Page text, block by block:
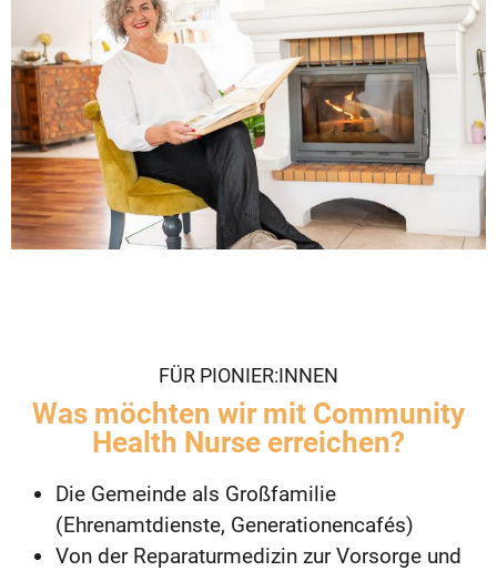
FÜR PIONIER:INNEN
Was möchten wir mit Community
Health Nurse erreichen?
Die Gemeinde als Großfamilie
(Ehrenamtdienste, Generationencafés)
Von der Reparaturmedizin zur Vorsorge und